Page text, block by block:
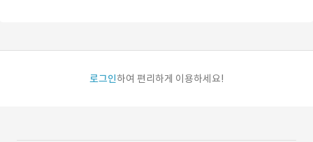
로그인하여 편리하게 이용하세요!